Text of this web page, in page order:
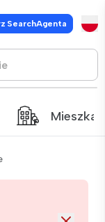
SearchAgenta